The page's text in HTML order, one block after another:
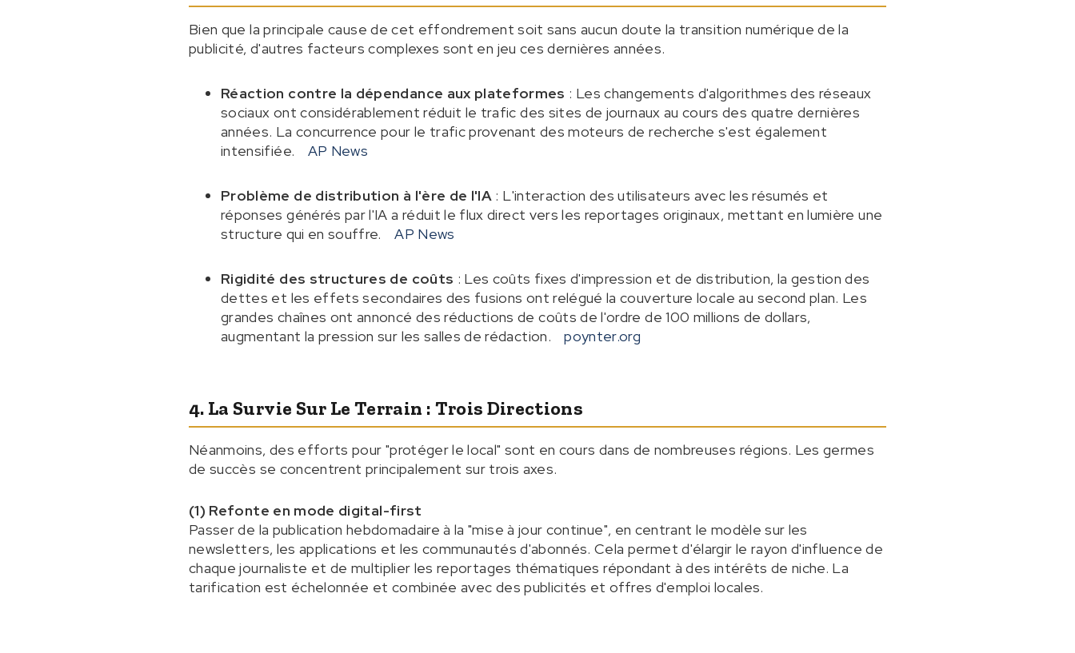
Bien que la principale cause de cet effondrement soit sans aucun doute la transition numérique de la
publicité, d'autres facteurs complexes sont en jeu ces dernières années.
Réaction contre la dépendance aux plateformes : Les changements d'algorithmes des réseaux
sociaux ont considérablement réduit le trafic des sites de journaux au cours des quatre dernières
années. La concurrence pour le trafic provenant des moteurs de recherche s'est également
intensifiée.
AP News
Problème de distribution à l'ère de l'IA : L'interaction des utilisateurs avec les résumés et
réponses générés par l'IA a réduit le flux direct vers les reportages originaux, mettant en lumière une
structure qui en souffre.
AP News
Rigidité des structures de coûts : Les coûts fixes d'impression et de distribution, la gestion des
dettes et les effets secondaires des fusions ont relégué la couverture locale au second plan. Les
grandes chaînes ont annoncé des réductions de coûts de l'ordre de 100 millions de dollars,
augmentant la pression sur les salles de rédaction.
poynter.org
4. La Survie Sur Le Terrain : Trois Directions
Néanmoins, des efforts pour "protéger le local" sont en cours dans de nombreuses régions. Les germes
de succès se concentrent principalement sur trois axes.
(1) Refonte en mode digital-first
Passer de la publication hebdomadaire à la "mise à jour continue", en centrant le modèle sur les
newsletters, les applications et les communautés d'abonnés. Cela permet d'élargir le rayon d'influence de
chaque journaliste et de multiplier les reportages thématiques répondant à des intérêts de niche. La
tarification est échelonnée et combinée avec des publicités et offres d'emploi locales.